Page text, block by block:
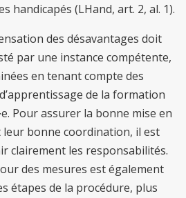
handicapés (LHand, art. 2, al. 1).
des désavantages doit
par une instance compétente,
en tenant compte des
de la formation
Pour assurer la bonne mise en
bonne coordination, il est
clairement les responsabilités.
des mesures est également
étapes de la procédure, plus